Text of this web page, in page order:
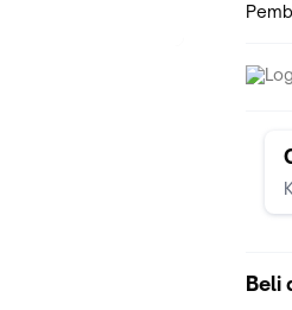
Beli